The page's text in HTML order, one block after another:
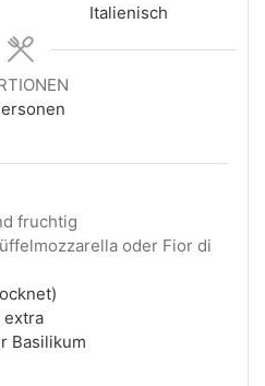
Italienisch
fruchtig
oder Fior di
extra
Basilikum